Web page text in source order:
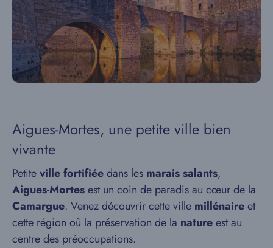
Aigues-Mortes, une petite ville bien
vivante
Petiteville fortifiéedans les marais salants,
Aigues-Mortesest un coin de paradis au cœur de la
Camargue. Venez découvrir cette ville millénaireet
cette région où la préservation de la natureest au
centre des préoccupations.